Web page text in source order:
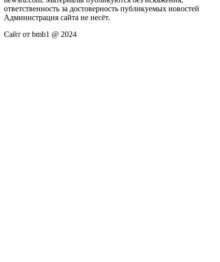
ответственность за достоверность публикуемых новостей
Администрация сайта не несёт.
Сайт от bmb1 @ 2024